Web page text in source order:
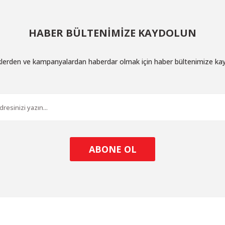
HABER BÜLTENİMİZE KAYDOLUN
ve kampanyalardan haberdar olmak için haber bültenimize
ABONE OL